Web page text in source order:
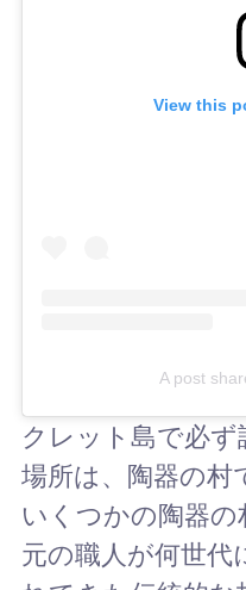
View this
A post
クレット島で必
場所は、陶器の村
いくつかの陶器
元の職人が何世